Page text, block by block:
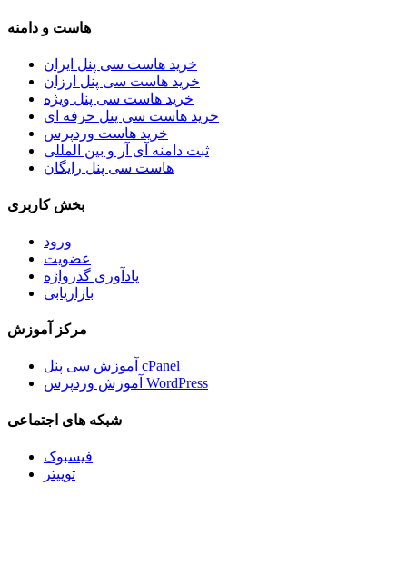
هاست و دامنه
خرید هاست سی پنل ایران
خرید هاست سی پنل ارزان
خرید هاست سی پنل ویژه
خرید هاست سی پنل حرفه ای
خرید هاست وردپرس
ثبت دامنه آی آر و بین المللی
هاست سی پنل رایگان
بخش کاربری
ورود
عضویت
یادآوری گذرواژه
بازاریابی
مرکز آموزش
آموزش سی پنل cPanel
آموزش وردپرس WordPress
شبکه های اجتماعی
فیسبوک
توییتر